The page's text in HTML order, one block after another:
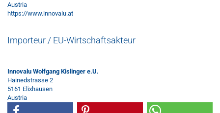
Austria
https://www.innovalu.at
Importeur / EU-Wirtschaftsakteur
Innovalu Wolfgang Kislinger e.U.
Hainedstrasse 2
5161 Elixhausen
Austria